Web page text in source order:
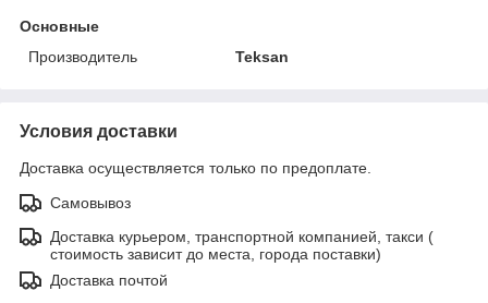
Основные
Производитель
Teksan
Условия доставки
Доставка осуществляется только по предоплате.
Самовывоз
Доставка курьером, транспортной компанией, такси (
стоимость зависит до места, города поставки)
Доставка почтой